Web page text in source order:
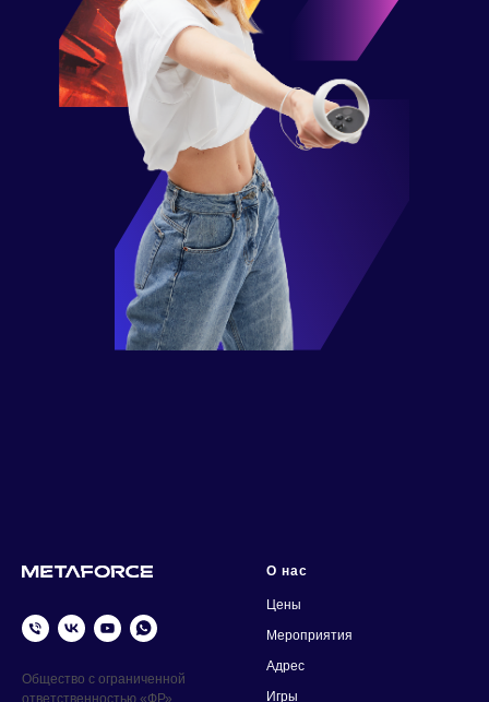
Общество с ограниченной
О нас
Цены
Мероприятия
Адрес
Игры